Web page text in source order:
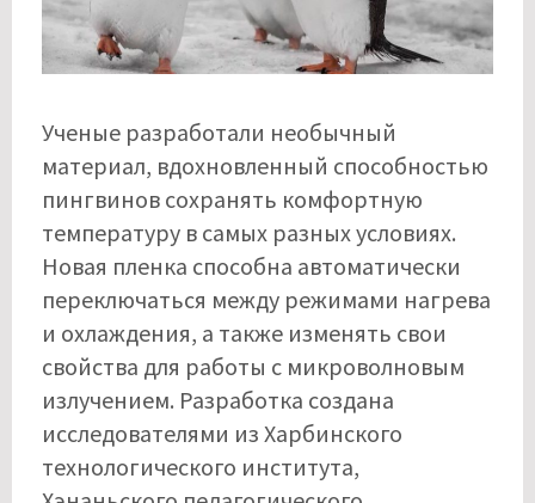
Ученые разработали необычный
материал, вдохновленный способностью
пингвинов сохранять комфортную
температуру в самых разных условиях.
Новая пленка способна автоматически
переключаться между режимами нагрева
и охлаждения, а также изменять свои
свойства для работы с микроволновым
излучением. Разработка создана
исследователями из Харбинского
технологического института,